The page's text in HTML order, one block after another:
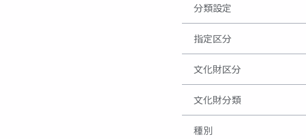
分類設定
指定区分
文化財区分
文化財分類
種別